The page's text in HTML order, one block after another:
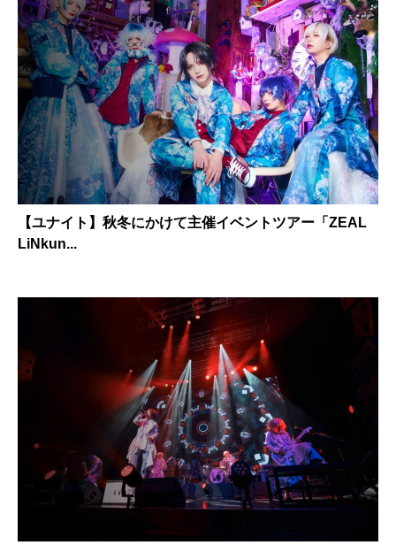
【ユナイト】秋冬にかけて主催イベントツアー「ZEAL
LiNkun...